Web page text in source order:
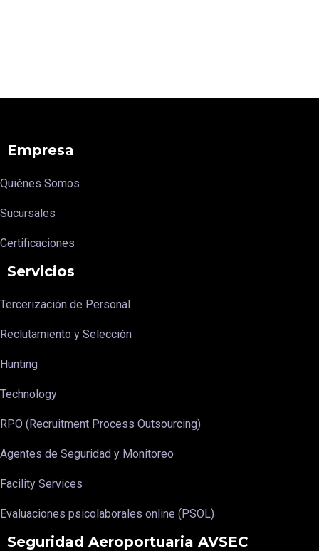
Empresa
Quiénes Somos
Sucursales
Certificaciones
Servicios
Tercerización de Personal
Reclutamiento y Selección
Hunting
Technology
RPO (Recruitment Process Outsourcing)
Agentes de Seguridad y Monitoreo
Facility Services
Evaluaciones psicolaborales online (PSOL)
Seguridad Aeroportuaria AVSEC